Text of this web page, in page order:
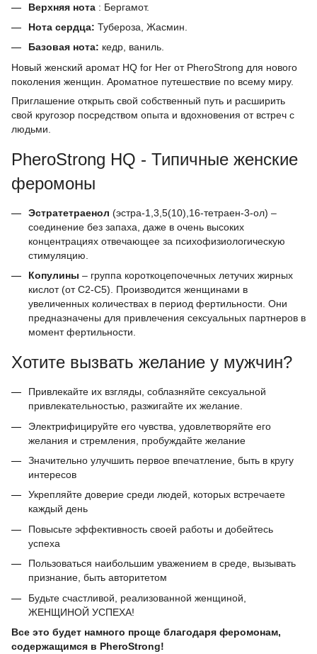
Верхняя нота : Бергамот.
Нота сердца: Тубероза, Жасмин.
Базовая нота: кедр, ваниль.
Новый женский аромат HQ for Her от PheroStrong для нового
поколения женщин. Ароматное путешествие по всему миру.
Приглашение открыть свой собственный путь и расширить
свой кругозор посредством опыта и вдохновения от встреч с
людьми.
PheroStrong HQ - Типичные женские
феромоны
Эстратетраенол (эстра-1,3,5(10),16-тетраен-3-ол) –
соединение без запаха, даже в очень высоких
концентрациях отвечающее за психофизиологическую
стимуляцию.
Копулины – группа короткоцепочечных летучих жирных
кислот (от С2-С5). Производится женщинами в
увеличенных количествах в период фертильности. Они
предназначены для привлечения сексуальных партнеров в
момент фертильности.
Хотите вызвать желание у мужчин?
Привлекайте их взгляды, соблазняйте сексуальной
привлекательностью, разжигайте их желание.
Электрифицируйте его чувства, удовлетворяйте его
желания и стремления, пробуждайте желание
Значительно улучшить первое впечатление, быть в кругу
интересов
Укрепляйте доверие среди людей, которых встречаете
каждый день
Повысьте эффективность своей работы и добейтесь
успеха
Пользоваться наибольшим уважением в среде, вызывать
признание, быть авторитетом
Будьте счастливой, реализованной женщиной,
ЖЕНЩИНОЙ УСПЕХА!
Все это будет намного проще благодаря феромонам,
содержащимся в PheroStrong!